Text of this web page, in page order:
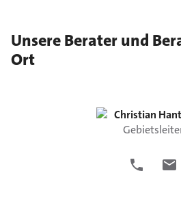
Unsere Berater und
Ort
Christian